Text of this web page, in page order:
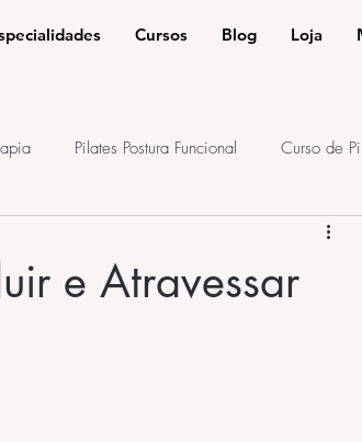
Cursos Blog Loja
Pilates Postura Funcional Curso de
e Atravessar